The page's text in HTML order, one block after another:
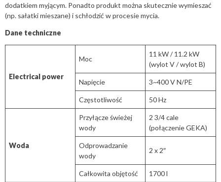
dodatkiem myjącym. Ponadto produkt można skutecznie wymieszać
(np. sałatki mieszane) i schłodzić w procesie mycia.
Dane techniczne
Electrical power
Moc
11 kW / 11.2 kW
(wylot V / wylot B)
Napięcie 3~400 V N/PE
Częstotliwość 50 Hz
Woda
Przyłącze świeżej
wody
2 3/4 cale
(połączenie GEKA)
Odprowadzanie
wody
2 x 2″
Całkowita objętość 1700 l